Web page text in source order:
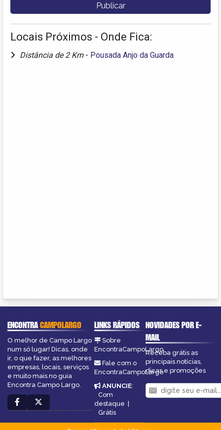
Locais Próximos - Onde Fica:
Distância de 2 Km - Pousada Anjo da Guarda
ENCONTRACAMPOLARGO
O melhor de Campo Largo
num só lugar! Dicas, onde
ir, o que fazer, as melhores
empresas, locais, serviços
e muito mais no guia
Encontra Campo Largo.
LINKS RÁPIDOS
Sobre
EncontraCampoLargo
Fale com o
EncontraCampoLargo
ANUNCIE:
Com
destaque |
Grátis
NOVIDADES POR E-
MAIL
Receba grátis as
principais notícias,
dicas e promoções